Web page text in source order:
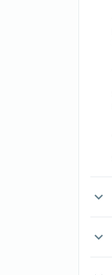
expand_more
expand_more